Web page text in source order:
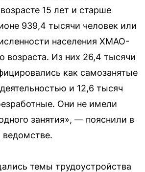
15 лет и старше
939,4 тысячи человек или
населения ХМАО-
возраста. Из них 26,4 тысячи
как самозанятые
и 12,6 тысяч
Они не имели
занятия», — пояснили в
ведомстве.
темы трудоустройства